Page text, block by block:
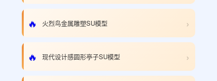
🔥 火烈鸟金属雕塑SU模型 ›
🔥 现代设计感圆形亭子SU模型 ›